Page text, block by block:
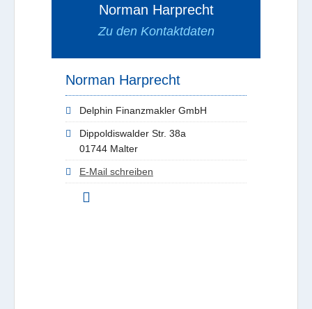
Norman Harprecht
Zu den Kontaktdaten
Norman Harprecht
Delphin Finanzmakler GmbH
Dippoldiswalder Str. 38a
01744 Malter
E-Mail schreiben